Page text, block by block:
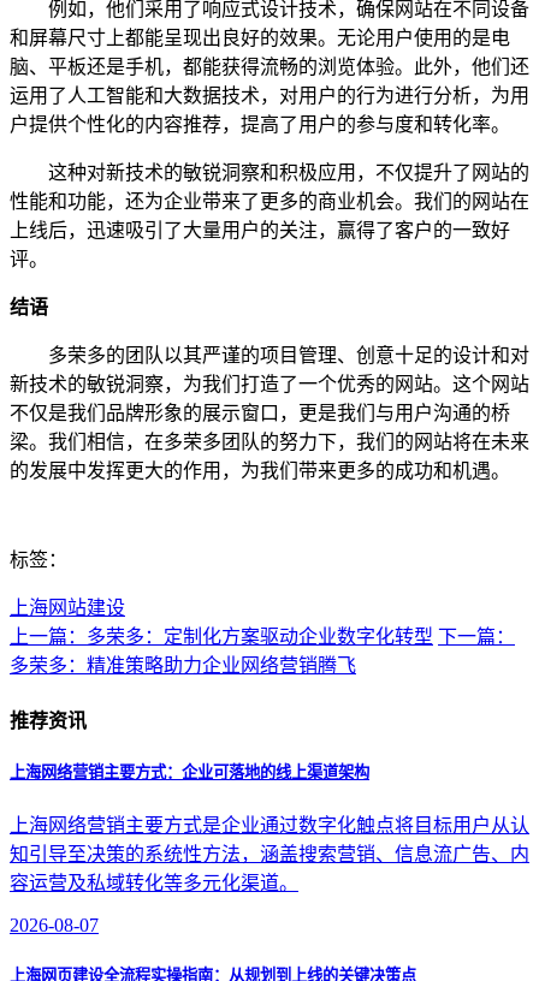
例如，他们采用了响应式设计技术，确保网站在不同设备
和屏幕尺寸上都能呈现出良好的效果。无论用户使用的是电
脑、平板还是手机，都能获得流畅的浏览体验。此外，他们还
运用了人工智能和大数据技术，对用户的行为进行分析，为用
户提供个性化的内容推荐，提高了用户的参与度和转化率。
这种对新技术的敏锐洞察和积极应用，不仅提升了网站的
性能和功能，还为企业带来了更多的商业机会。我们的网站在
上线后，迅速吸引了大量用户的关注，赢得了客户的一致好
评。
结语
多荣多的团队以其严谨的项目管理、创意十足的设计和对
新技术的敏锐洞察，为我们打造了一个优秀的网站。这个网站
不仅是我们品牌形象的展示窗口，更是我们与用户沟通的桥
梁。我们相信，在多荣多团队的努力下，我们的网站将在未来
的发展中发挥更大的作用，为我们带来更多的成功和机遇。
标签：
上海网站建设
上一篇：多荣多：定制化方案驱动企业数字化转型 下一篇：
多荣多：精准策略助力企业网络营销腾飞
推荐资讯
上海网络营销主要方式：企业可落地的线上渠道架构
上海网络营销主要方式是企业通过数字化触点将目标用户从认
知引导至决策的系统性方法，涵盖搜索营销、信息流广告、内
容运营及私域转化等多元化渠道。
2026-08-07
上海网页建设全流程实操指南：从规划到上线的关键决策点